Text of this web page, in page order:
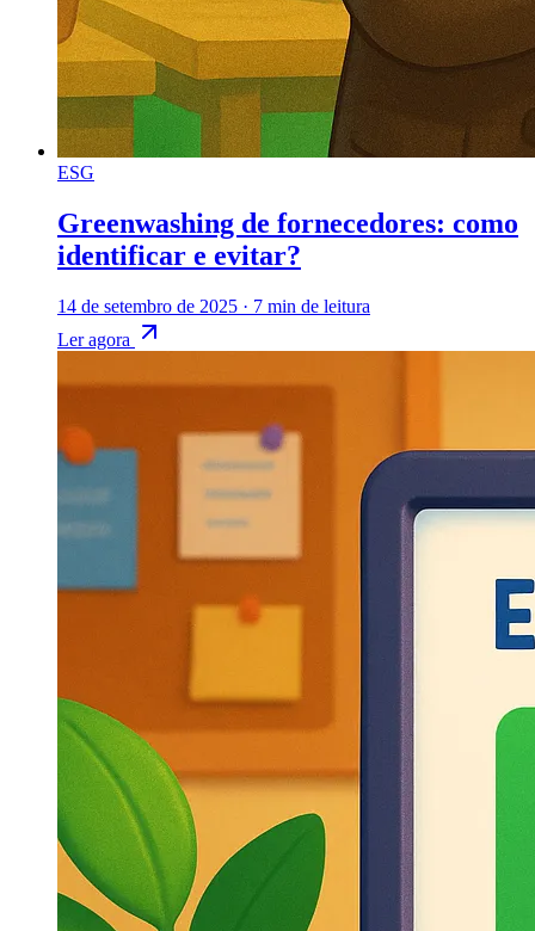
ESG
Greenwashing de fornecedores: como
identificar e evitar?
14 de setembro de 2025 · 7 min de leitura
Ler agora